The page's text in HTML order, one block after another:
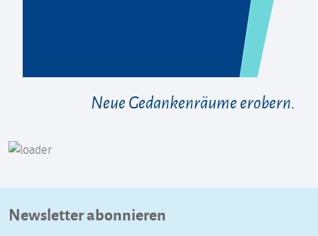
Neue Gedankenräume erobern.
Newsletter abonnieren